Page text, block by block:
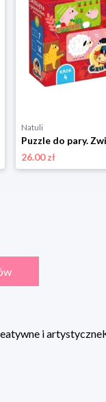
Natuli
26.00 zł
i artystyczne